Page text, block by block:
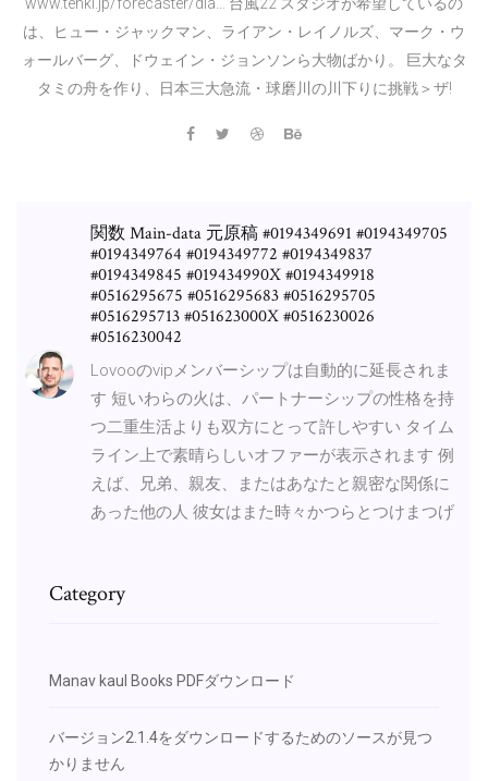
は、ヒュー・ジャックマン、ライアン・レイノルズ、マーク・ウ
ォールバーグ、ドウェイン・ジョンソンら大物ばかり。 巨大なタ
タミの舟を作り、日本三大急流・球磨川の川下りに挑戦＞ザ!
関数 Main-data 元原稿 #0194349691 #0194349705
#0194349764 #0194349772 #0194349837
#0194349845 #019434990X #0194349918
#0516295675 #0516295683 #0516295705
#0516295713 #051623000X #0516230026
#0516230042
Lovooのvipメンバーシップは自動的に延長されま
す 短いわらの火は、パートナーシップの性格を持
つ二重生活よりも双方にとって許しやすい タイム
ライン上で素晴らしいオファーが表示されます 例
えば、兄弟、親友、またはあなたと親密な関係に
あった他の人 彼女はまた時々かつらとつけまつげ
Category
Manav kaul Books PDFダウンロード
バージョン2.1.4をダウンロードするためのソースが見つ
かりません